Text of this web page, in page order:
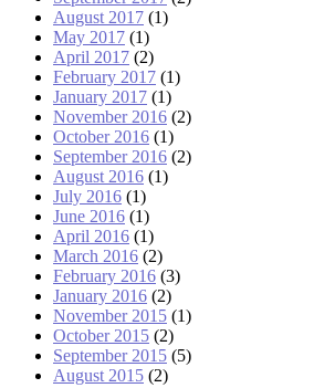
August 2017 (1)
May 2017 (1)
April 2017 (2)
February 2017 (1)
January 2017 (1)
November 2016 (2)
October 2016 (1)
September 2016 (2)
August 2016 (1)
July 2016 (1)
June 2016 (1)
April 2016 (1)
March 2016 (2)
February 2016 (3)
January 2016 (2)
November 2015 (1)
October 2015 (2)
September 2015 (5)
August 2015 (2)